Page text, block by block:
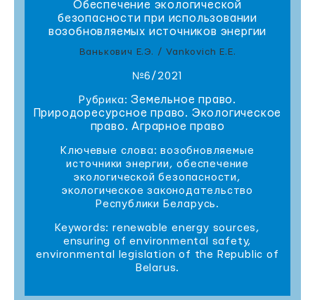
Обеспечение экологической
безопасности при использовании
возобновляемых источников энергии
Ванькович Е.Э. / Vankovich E.E.
№6/2021
Рубрика:Земельное право.
Природоресурсное право. Экологическое
право. Аграрное право
Ключевые слова: возобновляемые
источники энергии, обеспечение
экологической безопасности,
экологическое законодательство
Республики Беларусь.
Keywords: renewable energy sources,
ensuring of environmental safety,
environmental legislation of the Republic of
Belarus.